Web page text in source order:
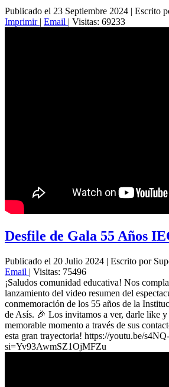
Publicado el 23 Septiembre 2024 | Escrito
Imprimir | Email | Visitas: 69233
Desfile de Gala 55 Años
Publicado el 20 Julio 2024 | Escrito por
Email | Visitas: 75496
¡Saludos comunidad educativa! Nos
lanzamiento del video resumen del
conmemoración de los 55 años de la
de Asís. 🎉 Los invitamos a ver, darle like y
memorable momento a través de sus
esta gran trayectoria! https://youtu.be/
si=Yv93AwmSZ1OjMFZu